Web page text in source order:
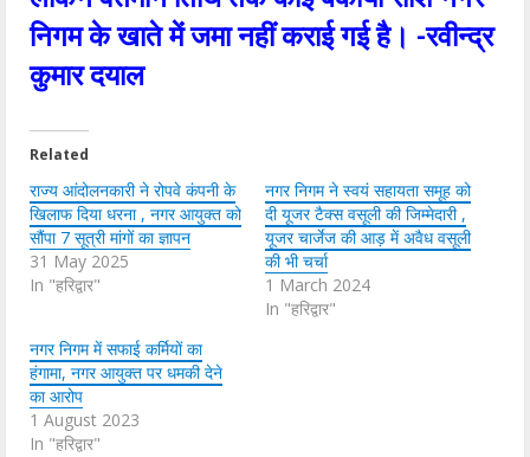
निगम के खाते में जमा नहीं कराई गई है। -रवीन्द्र
कुमार दयाल
Related
राज्य आंदोलनकारी ने रोपवे कंपनी के
खिलाफ दिया धरना , नगर आयुक्त को
सौंपा 7 सूत्री मांगों का ज्ञापन
31 May 2025
In "हरिद्वार"
नगर निगम ने स्वयं सहायता समूह को
दी यूजर टैक्स वसूली की जिम्मेदारी ,
यूजर चार्जेज की आड़ में अवैध वसूली
की भी चर्चा
1 March 2024
In "हरिद्वार"
नगर निगम में सफाई कर्मियों का
हंगामा, नगर आयुक्त पर धमकी देने
का आरोप
1 August 2023
In "हरिद्वार"